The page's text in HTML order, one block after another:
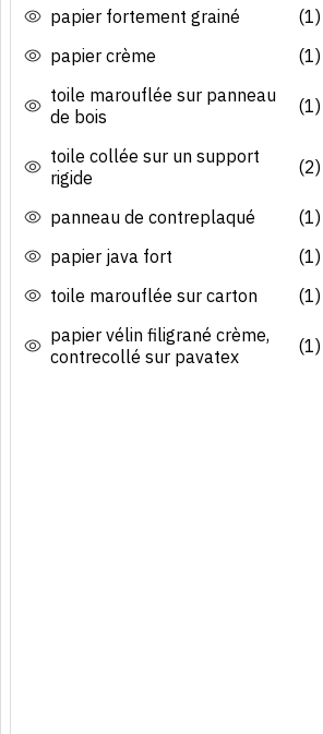
papier fortement grainé
(1)
papier crème
(1)
toile marouflée sur panneau
de bois
(1)
toile collée sur un support
rigide
(2)
panneau de contreplaqué
(1)
papier java fort
(1)
toile marouflée sur carton
(1)
papier vélin filigrané crème,
contrecollé sur pavatex
(1)